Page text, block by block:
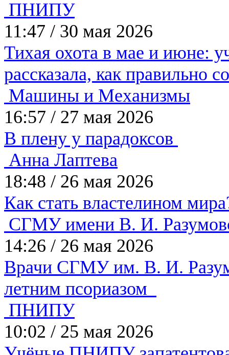
ПНИПУ
11:47 / 30 мая 2026
Тихая охота в мае и июне:
рассказала, как правильно
Машины и Механизмы
16:57 / 27 мая 2026
В плену у парадоксов
Анна Лаптева
18:48 / 26 мая 2026
Как стать властелином
СГМУ имени В. И.
14:26 / 26 мая 2026
Врачи СГМУ им. В. И.
летним псориазом
ПНИПУ
10:02 / 25 мая 2026